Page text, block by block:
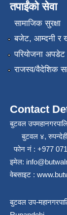
तपाईंको सेवा
सामाजिक सुरक्षा
बजेट, आम्दनी र
परियोजना अपडेट
राजस्व/वैदेशिक
Contact
बुटवल
बुटवल ४, रुपन्देही
फोन नं : +977
इमेल:
वेबसाइट :
बुटवल उप-